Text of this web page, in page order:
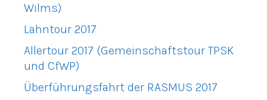
Wilms)
Lahntour 2017
Allertour 2017 (Gemeinschaftstour TPSK
und CfWP)
Überführungsfahrt der RASMUS 2017